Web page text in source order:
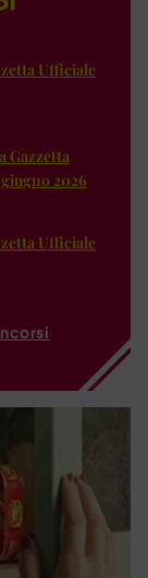
Ufficiale
Gazzetta
2026
Ufficiale